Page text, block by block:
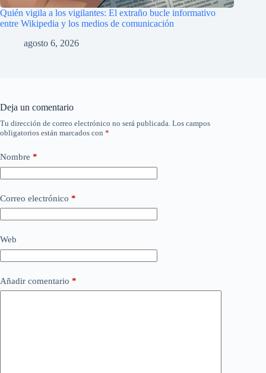
Quién vigila a los vigilantes: El extraño bucle informativo
entre Wikipedia y los medios de comunicación
agosto 6, 2026
Deja un comentario
Tu dirección de correo electrónico no será publicada. Los campos
obligatorios están marcados con *
Nombre *
Correo electrónico *
Web
Añadir comentario *